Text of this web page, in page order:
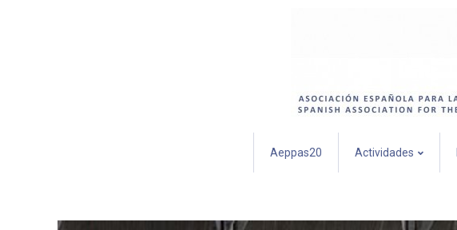
Aeppas20 Actividades